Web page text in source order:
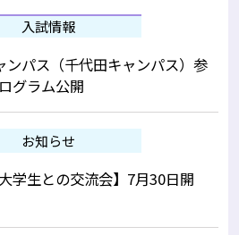
入試情報
ンパス（千代田キャンパス）参
グラム公開
お知らせ
学生との交流会】7月30日開